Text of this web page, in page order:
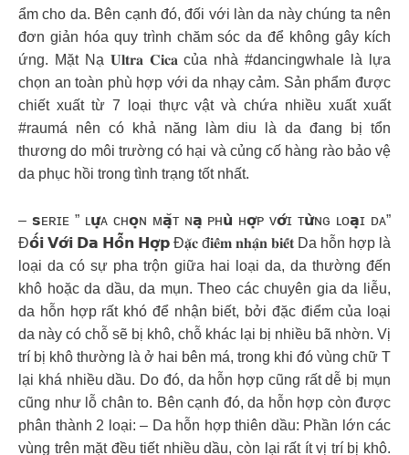
ẩm cho da. Bên cạnh đó, đối với làn da này chúng ta nên
đơn giản hóa quy trình chăm sóc da để không gây kích
ứng. Mặt Nạ 𝐔𝐥𝐭𝐫𝐚 𝐂𝐢𝐜𝐚 của nhà #dancingwhale là lựa
chọn an toàn phù hợp với da nhạy cảm. Sản phẩm được
chiết xuất từ 7 loại thực vật và chứa nhiều xuất xuất
#raumá nên có khả năng làm diu là da đang bị tổn
thương do môi trường có hại và củng cố hàng rào bảo vệ
da phục hồi trong tình trạng tốt nhất.
– 𝘀ᴇʀɪᴇ ” ʟ𝘂̛̣ᴀ ᴄʜ𝗼̣ɴ ᴍ𝗮̣̆ᴛ ɴ𝗮̣ ᴘʜ𝘂̀ ʜ𝗼̛̣ᴘ ᴠ𝗼̛́ɪ ᴛ𝘂̛̀ɴɢ ʟᴏ𝗮̣ɪ ᴅᴀ”
Đ𝗼̂́𝗶 𝗩𝗼̛́𝗶 𝗗𝗮 𝗛𝗼̂̃𝗻 𝗛𝗼̛̣𝗽 Đ𝐚̣̆𝐜 đ𝐢𝐞̂̉𝐦 𝐧𝐡𝐚̣̂𝐧 𝐛𝐢𝐞̂́𝐭 Da hỗn hợp là
loại da có sự pha trộn giữa hai loại da, da thường đến
khô hoặc da dầu, da mụn. Theo các chuyên gia da liễu,
da hỗn hợp rất khó để nhận biết, bởi đặc điểm của loại
da này có chỗ sẽ bị khô, chỗ khác lại bị nhiều bã nhờn. Vị
trí bị khô thường là ở hai bên má, trong khi đó vùng chữ T
lại khá nhiều dầu. Do đó, da hỗn hợp cũng rất dễ bị mụn
cũng như lỗ chân to. Bên cạnh đó, da hỗn hợp còn được
phân thành 2 loại: – Da hỗn hợp thiên dầu: Phần lớn các
vùng trên mặt đều tiết nhiều dầu, còn lại rất ít vị trí bị khô.